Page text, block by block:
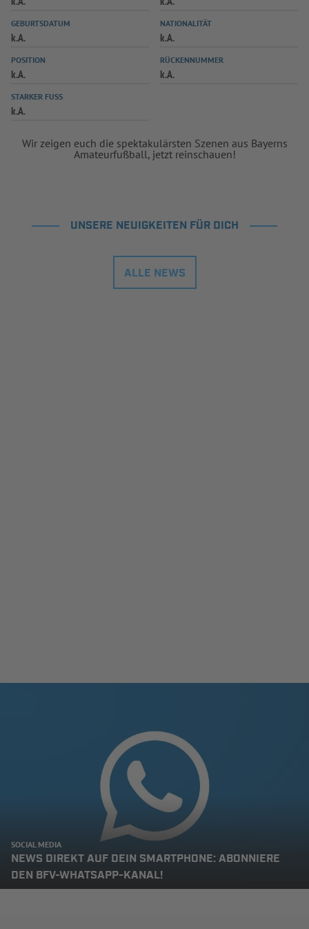
SPIELPLUS
GEBURTSDATUM
k.A.
NATIONALITÄT
k.A.
POSITION
k.A.
RÜCKENNUMMER
k.A.
STARKER FUSS
k.A.
Wir zeigen euch die spektakulärsten Szenen aus Bayerns
Amateurfußball, jetzt reinschauen!
UNSERE NEUIGKEITEN FÜR DICH
ALLE NEWS
SOCIAL MEDIA
NEWS DIREKT AUF DEIN SMARTPHONE: ABONNIERE
DEN BFV-WHATSAPP-KANAL!